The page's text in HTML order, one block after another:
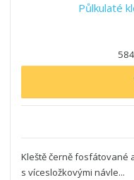
Půlkulaté
Kleště černě fosfátované
s vícesložkovými návle...